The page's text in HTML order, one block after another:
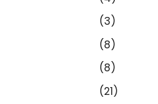
(3)
(8)
(8)
(21)